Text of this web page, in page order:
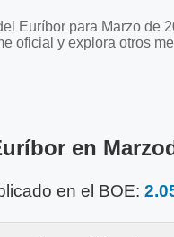
Euríbor para Marzo de
oficial y explora otros
en
en el BOE: